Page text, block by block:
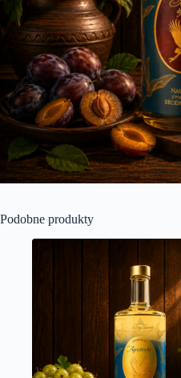
Podobne produkty